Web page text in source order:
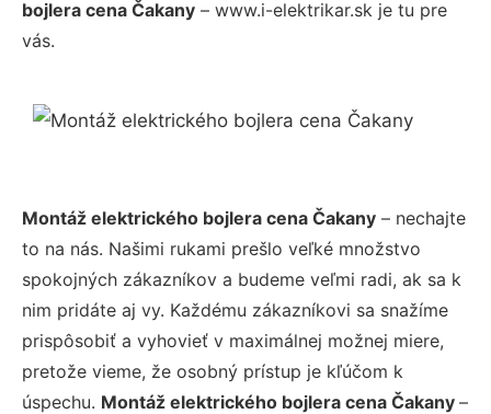
bojlera cena Čakany – www.i-elektrikar.sk je tu pre
vás.
Montáž elektrického bojlera cena Čakany – nechajte
to na nás. Našimi rukami prešlo veľké množstvo
spokojných zákazníkov a budeme veľmi radi, ak sa k
nim pridáte aj vy. Každému zákazníkovi sa snažíme
prispôsobiť a vyhovieť v maximálnej možnej miere,
pretože vieme, že osobný prístup je kľúčom k
úspechu. Montáž elektrického bojlera cena Čakany –